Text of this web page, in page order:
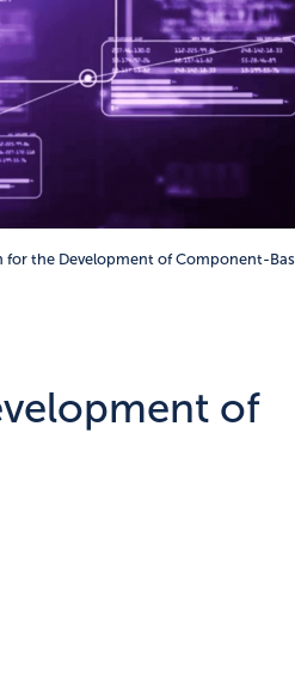
the Development of Component-
of